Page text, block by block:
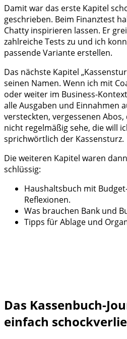
Damit war das erste Kapitel
geschrieben. Beim Finanztest
Chatty inspirieren lassen. Er
zahlreiche Tests zu und ich
passende Variante erstellen.
Das nächste Kapitel
seinen Namen. Wenn ich mit
oder weiter im Business-
alle Ausgaben und Einnahmen
versteckten, vergessenen Abos,
nicht regelmäßig sehe, die will
sprichwörtlich der Kassensturz.
Die weiteren Kapitel waren
schlüssig:
Haushaltsbuch mit
Reflexionen.
Was brauchen Bank und
Tipps für Ablage und
Das Kassenbuch-
einfach